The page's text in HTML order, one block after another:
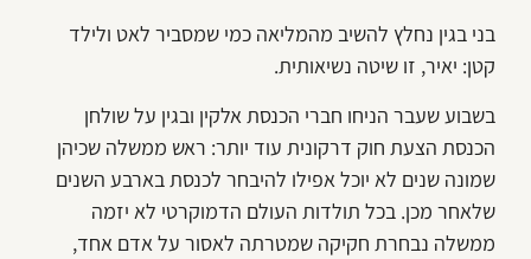
בני בגין נחלץ להשיב מהמליאה כמי שמסביר לאט ולילד
קטן: יאיר, זו שיטה נשיאותית.
בשבוע שעבר הניחו חברי הכנסת אלקין ובגין על שולחן
הכנסת הצעת חוק דרקונית עוד יותר: ראש ממשלה שכיהן
שמונה שנים לא יוכל אפילו להיבחר לכנסת בארבע השנים
שלאחר מכן. בכל תולדות העולם הדמוקרטי לא יזמה
ממשלה נבחרת חקיקה שמטרתה לאסור על אדם אחד,